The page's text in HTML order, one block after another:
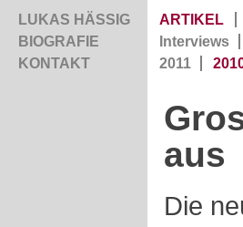
LUKAS HÄSSIG
BIOGRAFIE
KONTAKT
ARTIKEL
Interviews
2011
aus
Die